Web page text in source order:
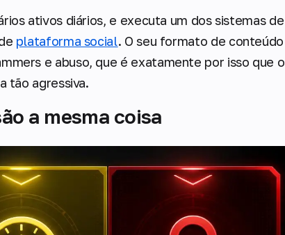
ativos diários, e executa um dos sistemas de
plataforma social. O seu formato de conteúdo
e abuso, que é exatamente por isso que o
tão agressiva.
a mesma coisa